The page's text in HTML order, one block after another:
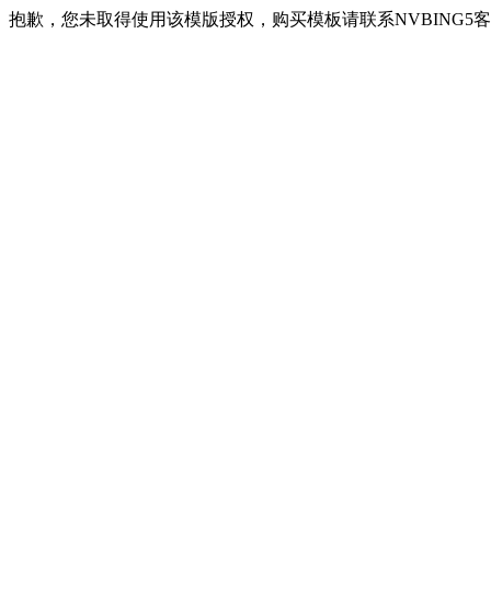
抱歉，您未取得使用该模版授权，购买模板请联系NVBING5客